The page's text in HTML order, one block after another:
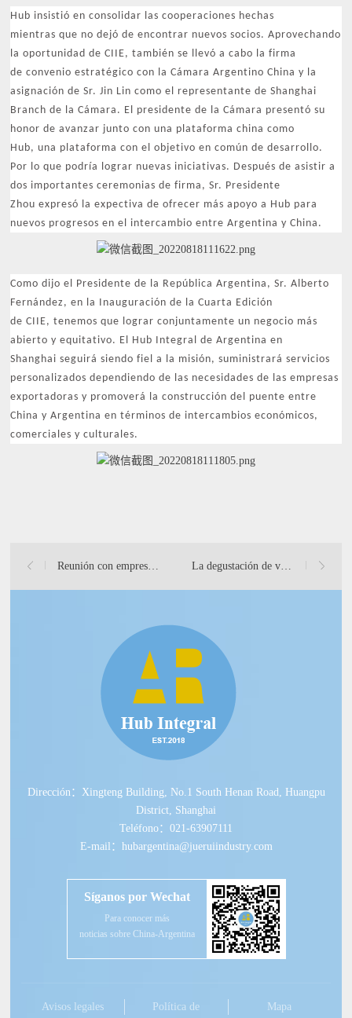
Hub insistió en consolidar las cooperaciones hechas
mientras que no dejó de encontrar nuevos socios. Aprovechando
la oportunidad de CIIE, también se llevó a cabo la firma
de convenio estratégico con la Cámara Argentino China y la
asignación de Sr. Jin Lin como el representante de Shanghai
Branch de la Cámara. El presidente de la Cámara presentó su
honor de avanzar junto con una plataforma china como
Hub, una plataforma con el objetivo en común de desarrollo.
Por lo que podría lograr nuevas iniciativas. Después de asistir a
dos importantes ceremonias de firma, Sr. Presidente
Zhou expresó la expectiva de ofrecer más apoyo a Hub para
nuevos progresos en el intercambio entre Argentina y China.
Como dijo el Presidente de la República Argentina, Sr. Alberto
Fernández, en la Inauguración de la Cuarta Edición
de CIIE, tenemos que lograr conjuntamente un negocio más
abierto y equitativo. El Hub Integral de Argentina en
Shanghai seguirá siendo fiel a la misión, suministrará servicios
personalizados dependiendo de las necesidades de las empresas
exportadoras y promoverá la construcción del puente entre
China y Argentina en términos de intercambios económicos,
comerciales y culturales.
Reunión con empresas argentinas en Shanghái en Xibarita La degustación de vinos mendocinos tuvo lugar en Xibarita th
Dirección：Xingteng Building, No.1 South Henan Road, Huangpu
District, Shanghai
Teléfono：021-63907111
E-mail：hubargentina@jueruiindustry.com
Síganos por Wechat
Para conocer más
noticias sobre China-Argentina
Avisos legales
Política de
Mapa